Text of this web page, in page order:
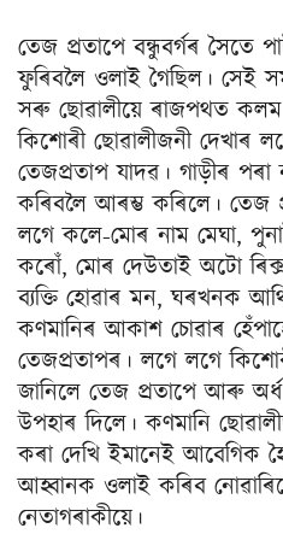
তেজ প্ৰতাপে বন্ধুবৰ্গৰ সৈতে
ফুৰিবলৈ ওলাই গৈছিল। সেই
সৰু ছোৱালীয়ে ৰাজপথত কলম
কিশোৰী ছোৱালীজনী দেখাৰ
তেজপ্ৰতাপ যাদৱ। গাড়ীৰ পৰা
কৰিবলৈ আৰম্ভ কৰিলে। তেজ
লগে কলে-মোৰ নাম মেঘা,
কৰোঁ, মোৰ দেউতাই অটো
ব্যক্তি হোৱাৰ মন, ঘৰখনক
কণমানিৰ আকাশ চোৱাৰ
তেজপ্ৰতাপৰ। লগে লগে
জানিলে তেজ প্ৰতাপে আৰু
উপহাৰ দিলে। কণমানি
কৰা দেখি ইমানেই আবেগিক
আহ্বানক ওলাই কৰিব
নেতাগৰাকীয়ে।